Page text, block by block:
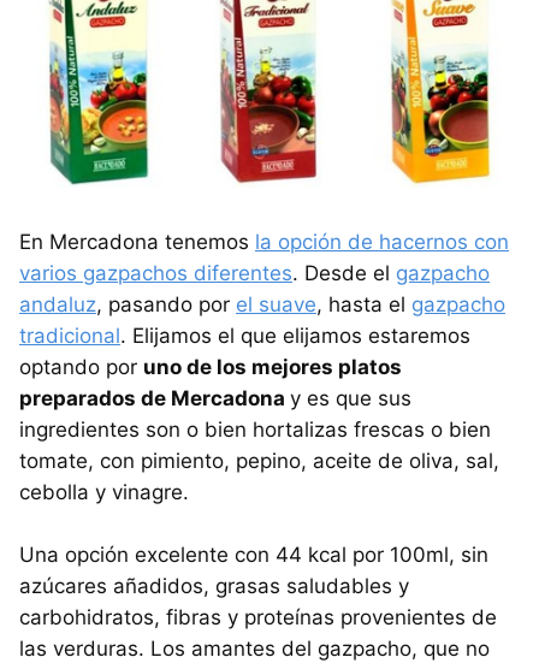
En Mercadona tenemos la opción de hacernos con
varios gazpachos diferentes. Desde el gazpacho
andaluz, pasando por el suave, hasta el gazpacho
tradicional. Elijamos el que elijamos estaremos
optando por uno de los mejores platos
preparados de Mercadona y es que sus
ingredientes son o bien hortalizas frescas o bien
tomate, con pimiento, pepino, aceite de oliva, sal,
cebolla y vinagre.
Una opción excelente con 44 kcal por 100ml, sin
azúcares añadidos, grasas saludables y
carbohidratos, fibras y proteínas provenientes de
las verduras. Los amantes del gazpacho, que no